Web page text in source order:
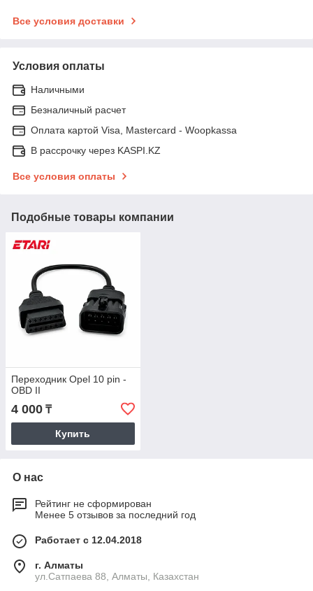
Все условия доставки
Условия оплаты
Наличными
Безналичный расчет
Оплата картой Visa, Mastercard - Woopkassa
В рассрочку через KASPI.KZ
Все условия оплаты
Подобные товары компании
Переходник Opel 10 pin -
OBD II
4 000 ₸
Купить
О нас
Рейтинг не сформирован
Менее 5 отзывов за последний год
Работает с 12.04.2018
г. Алматы
ул.Сатпаева 88, Алматы, Казахстан